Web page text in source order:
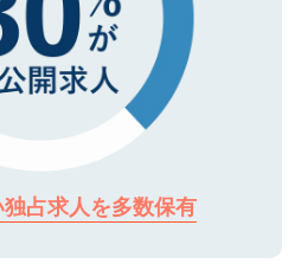
占求人を多数保有